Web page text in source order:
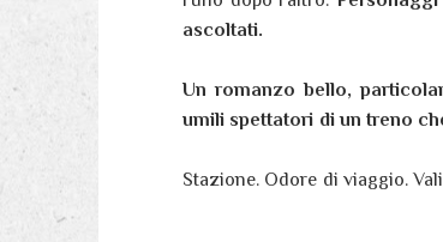
ascoltati.
Un romanzo bello,
umili spettatori di un treno
Stazione. Odore di viaggio.